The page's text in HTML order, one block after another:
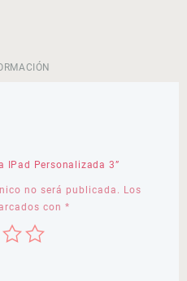
IPad Personalizada 3”
no será publicada. Los
con *